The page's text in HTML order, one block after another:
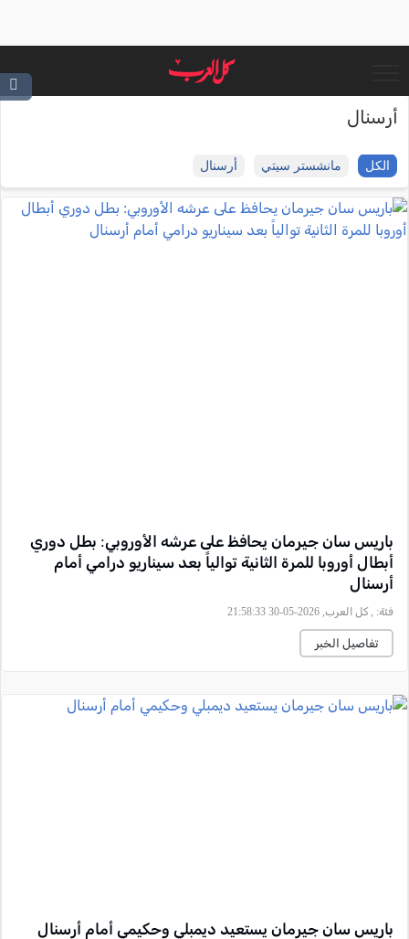
أرسنال
الكل مانشستر سيتي أرسنال
باريس سان جيرمان يحافظ على عرشه الأوروبي: بطل دوري
أبطال أوروبا للمرة الثانية توالياً بعد سيناريو درامي أمام
أرسنال
فئة: , كل العرب, 2026-05-30 21:58:33
تفاصيل الخبر
باريس سان جيرمان يستعيد ديمبلي وحكيمي أمام أرسنال